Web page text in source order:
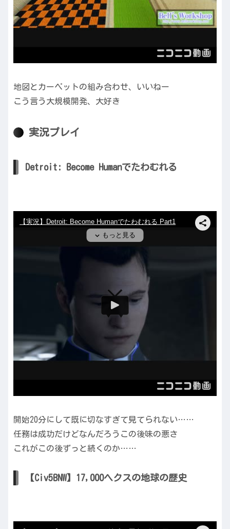
地図とカーペットの組み合わせ、いいねー
こう言う大規模開発、大好き
実況プレイ
Detroit: Become Humanでたわむれる
開始20分にして既に切なすぎて見てられない……
任務は成功だけどなんだろうこの後味の悪さ
これがこの後ずっと続くのか……
【Civ5BNW】17,000ヘクスの地球の歴史